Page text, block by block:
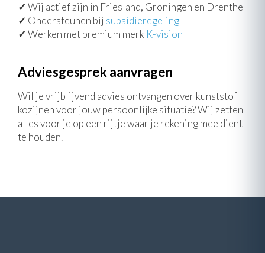
✓ Wij actief zijn in Friesland, Groningen en Drenthe
✓ Ondersteunen bij subsidieregeling
✓ Werken met premium merk K-vision
Adviesgesprek aanvragen
Wil je vrijblijvend advies ontvangen over kunststof
kozijnen voor jouw persoonlijke situatie? Wij zetten
alles voor je op een rijtje waar je rekening mee dient
te houden.